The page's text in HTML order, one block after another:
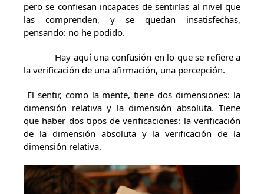
pero se confiesan incapaces de sentirlas al nivel que
las comprenden, y se quedan insatisfechas,
pensando: no he podido.
Hay aquí una confusión en lo que se refiere a
la verificación de una afirmación, una percepción.
El sentir, como la mente, tiene dos dimensiones: la
dimensión relativa y la dimensión absoluta. Tiene
que haber dos tipos de verificaciones: la verificación
de la dimensión absoluta y la verificación de la
dimensión relativa.